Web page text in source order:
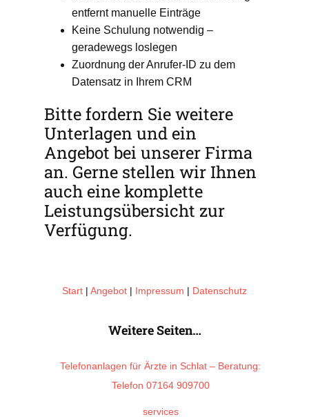
entfernt manuelle Einträge
Keine Schulung notwendig –
geradewegs loslegen
Zuordnung der Anrufer-ID zu dem
Datensatz in Ihrem CRM
Bitte fordern Sie weitere
Unterlagen und ein
Angebot bei unserer Firma
an. Gerne stellen wir Ihnen
auch eine komplette
Leistungsübersicht zur
Verfügung.
Start | Angebot | Impressum | Datenschutz
Weitere Seiten…
Telefonanlagen für Ärzte in Schlat – Beratung:
Telefon 07164 909700
services